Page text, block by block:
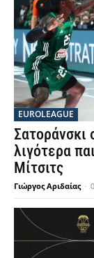
EUROLEAGUE
λιγότερα
Μίτσιτς
Γιώργος Αριδαίας -